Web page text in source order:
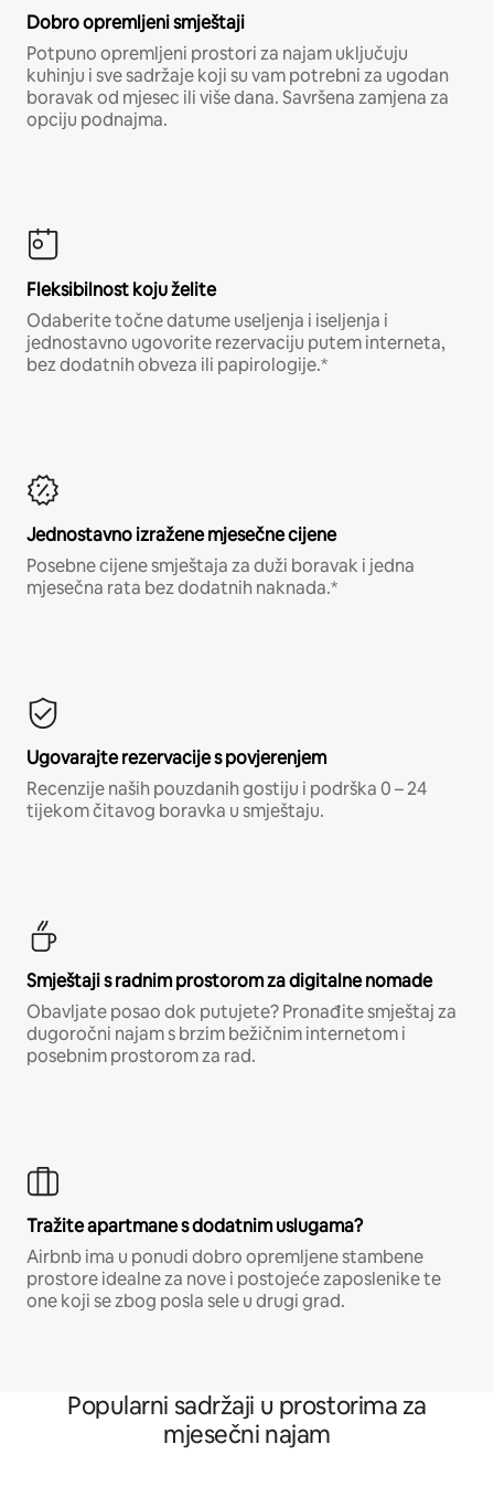
Dobro opremljeni smještaji
Potpuno opremljeni prostori za najam uključuju
kuhinju i sve sadržaje koji su vam potrebni za ugodan
boravak od mjesec ili više dana. Savršena zamjena za
opciju podnajma.
Fleksibilnost koju želite
Odaberite točne datume useljenja i iseljenja i
jednostavno ugovorite rezervaciju putem interneta,
bez dodatnih obveza ili papirologije.*
Jednostavno izražene mjesečne cijene
Posebne cijene smještaja za duži boravak i jedna
mjesečna rata bez dodatnih naknada.*
Ugovarajte rezervacije s povjerenjem
Recenzije naših pouzdanih gostiju i podrška 0 – 24
tijekom čitavog boravka u smještaju.
Smještaji s radnim prostorom za digitalne nomade
Obavljate posao dok putujete? Pronađite smještaj za
dugoročni najam s brzim bežičnim internetom i
posebnim prostorom za rad.
Tražite apartmane s dodatnim uslugama?
Airbnb ima u ponudi dobro opremljene stambene
prostore idealne za nove i postojeće zaposlenike te
one koji se zbog posla sele u drugi grad.
Popularni sadržaji u prostorima za
mjesečni najam